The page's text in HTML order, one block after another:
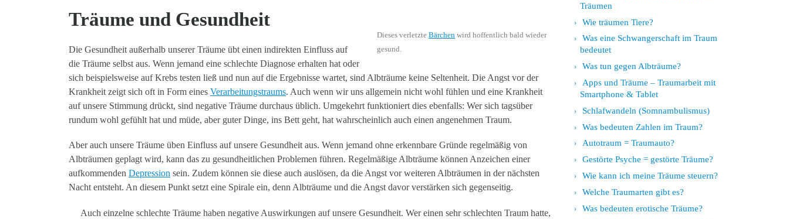
Dieses verletzte Bärchen wird hoffentlich bald wieder
gesund.
Träume und Gesundheit
Die Gesundheit außerhalb unserer Träume übt einen indirekten Einfluss auf
die Träume selbst aus. Wenn jemand eine schlechte Diagnose erhalten hat oder
sich beispielsweise auf Krebs testen ließ und nun auf die Ergebnisse wartet, sind Albträume keine Seltenheit. Die Angst vor der
Krankheit zeigt sich oft in Form eines Verarbeitungstraums. Auch wenn wir uns allgemein nicht wohl fühlen und eine Krankheit
auf unsere Stimmung drückt, sind negative Träume durchaus üblich. Umgekehrt funktioniert dies ebenfalls: Wer sich tagsüber
rundum wohl gefühlt hat und müde, aber guter Dinge, ins Bett geht, hat wahrscheinlich auch einen angenehmen Traum.
Aber auch unsere Träume üben Einfluss auf unsere Gesundheit aus. Wenn jemand ohne erkennbare Gründe regelmäßig von
Albträumen geplagt wird, kann das zu gesundheitlichen Problemen führen. Regelmäßige Albträume können Anzeichen einer
aufkommenden Depression sein. Zudem können sie diese auch auslösen, da die Angst vor weiteren Albträumen in der nächsten
Nacht entsteht. An diesem Punkt setzt eine Spirale ein, denn Albträume und die Angst davor verstärken sich gegenseitig.
Auch einzelne schlechte Träume haben negative Auswirkungen auf unsere Gesundheit. Wer einen sehr schlechten Traum hatte,
Träumen
Wie träumen Tiere?
Was eine Schwangerschaft im Traum
bedeutet
Was tun gegen Albträume?
Apps und Träume – Traumarbeit mit
Smartphone & Tablet
Schlafwandeln (Somnambulismus)
Was bedeuten Zahlen im Traum?
Autotraum = Traumauto?
Gestörte Psyche = gestörte Träume?
Wie kann ich meine Träume steuern?
Welche Traumarten gibt es?
Was bedeuten erotische Träume?